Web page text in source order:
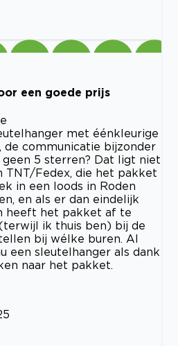
een goede prijs
met éénkleurige
communicatie bijzonder
5 sterren? Dat ligt niet
TNT/Fedex, die het pakket
in een loods in Roden
en als er dan eindelijk
heeft het pakket af te
ik thuis ben) bij de
bij wélke buren. Al
een sleutelhanger als dank
naar het pakket.